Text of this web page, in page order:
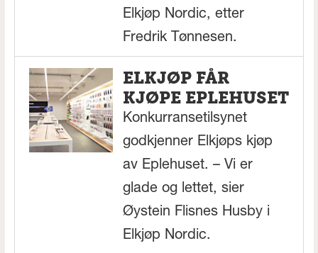
Elkjøp Nordic, etter
Fredrik Tønnesen.
ELKJØP FÅR
KJØPE EPLEHUSET
Konkurransetilsynet
godkjenner Elkjøps kjøp
av Eplehuset. – Vi er
glade og lettet, sier
Øystein Flisnes Husby i
Elkjøp Nordic.